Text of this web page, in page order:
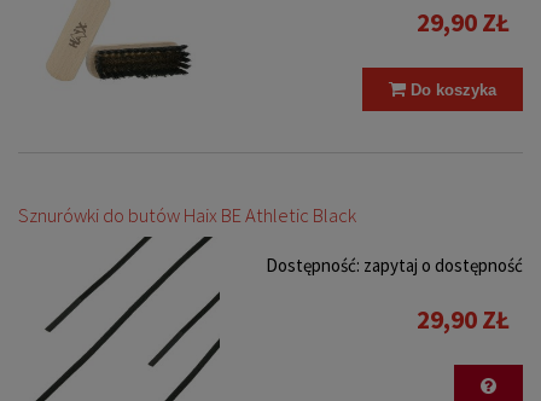
29,90 ZŁ
Do koszyka
Sznurówki do butów Haix BE Athletic Black
Dostępność: zapytaj o dostępność
29,90 ZŁ